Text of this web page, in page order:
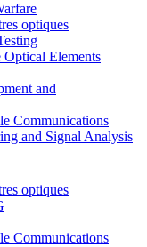
optiques
Elements
and
Communications
and Signal Analysis
optiques
Communications